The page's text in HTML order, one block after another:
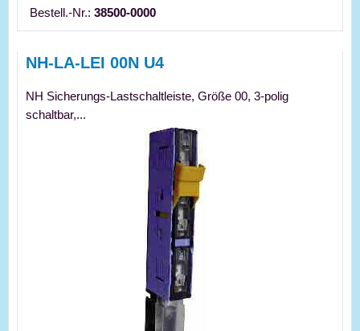
Bestell.-Nr.: 38500-0000
NH-LA-LEI 00N U4
NH Sicherungs-Lastschaltleiste, Größe 00, 3-polig
schaltbar,...